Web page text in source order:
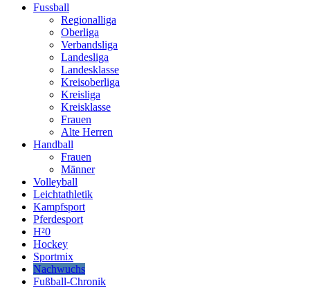
Fussball
Regionalliga
Oberliga
Verbandsliga
Landesliga
Landesklasse
Kreisoberliga
Kreisliga
Kreisklasse
Frauen
Alte Herren
Handball
Frauen
Männer
Volleyball
Leichtathletik
Kampfsport
Pferdesport
H²0
Hockey
Sportmix
Nachwuchs
Fußball-Chronik